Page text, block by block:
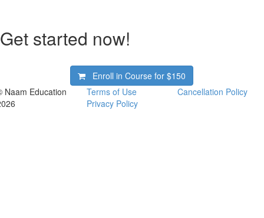
Get started now!
Enroll in Course for$150
Naam Education
Terms of Use
Privacy Policy
Cancellation Policy